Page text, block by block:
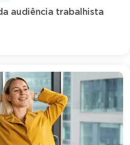
audiência trabalhista